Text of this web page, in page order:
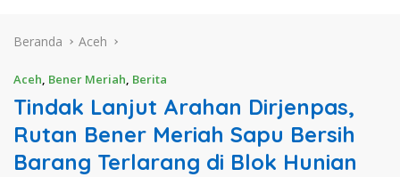
Beranda Aceh
Aceh, Bener Meriah, Berita
Tindak Lanjut Arahan Dirjenpas,
Rutan Bener Meriah Sapu Bersih
Barang Terlarang di Blok Hunian